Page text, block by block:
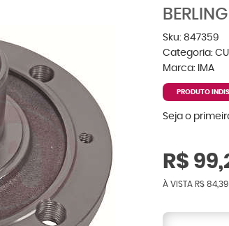
Sku: 847359
Categoria:
Marca: IMA
PRODUTO
Seja o
R$
À VISTA R$ 84,39